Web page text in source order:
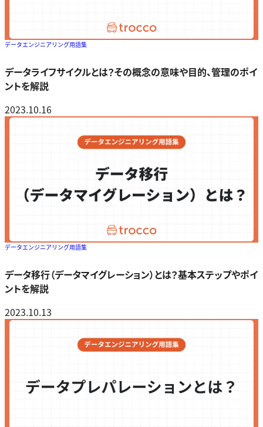
データエンジニアリング用語集
データライフサイクルとは？その概念の意味や目的、管理のポイ
ントを解説
2023.10.16
データエンジニアリング用語集
データ移行（データマイグレーション）とは？基本ステップやポイ
ントを解説
2023.10.13